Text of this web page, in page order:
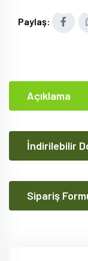
Paylaş:
Açıklama
İndirilebilir
Sipariş